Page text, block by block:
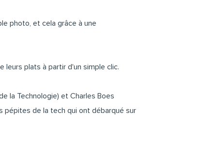
photo, et cela grâce à une
leurs plats à partir d'un simple clic.
la Technologie) et Charles Boes
pépites de la tech qui ont débarqué sur